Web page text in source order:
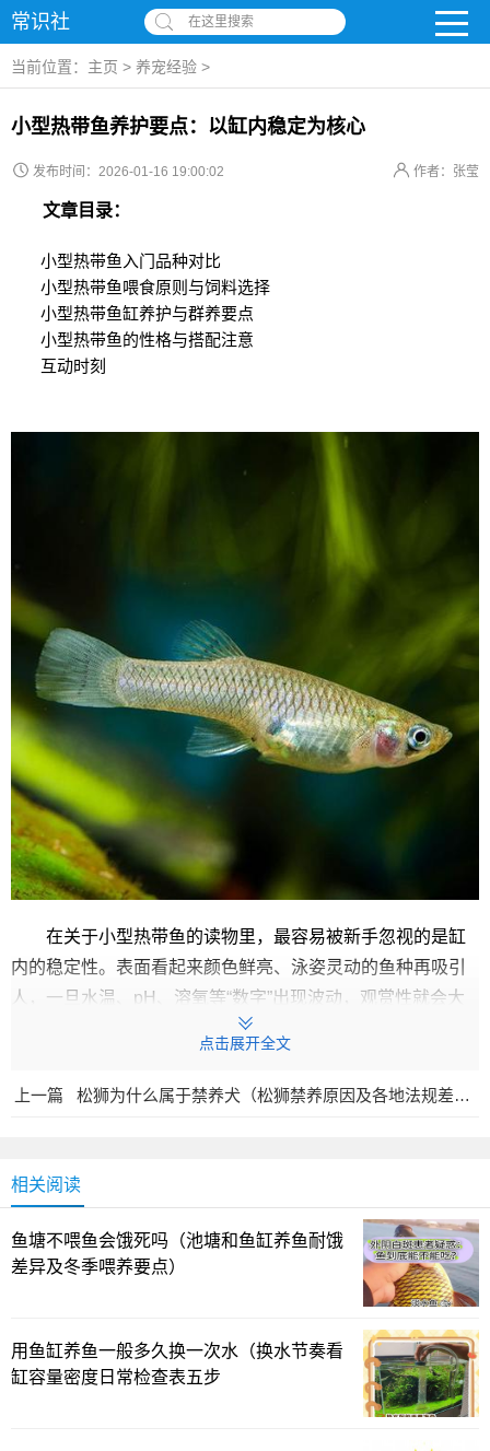
常识社 在这里搜索
当前位置： 主页 > 养宠经验 >
小型热带鱼养护要点：以缸内稳定为核心
发布时间：2026-01-16 19:00:02 作者：张莹
文章目录：
小型热带鱼入门品种对比
小型热带鱼喂食原则与饲料选择
小型热带鱼缸养护与群养要点
小型热带鱼的性格与搭配注意
互动时刻
在关于小型热带鱼的读物里，最容易被新手忽视的是缸
内的稳定性。表面看起来颜色鲜亮、泳姿灵动的鱼种再吸引
人，一旦水温、pH、溶氧等“数字”出现波动，观赏性就会大
打折扣。养鱼的乐趣其实更像是一门持续的作业：每天看着
的情形：鱼缸里新添的几条小鱼一开始活力十足，过一段时
的 species，往往是第一道“试错线”，既能快速看到效果，也
能在不破坏整体生态的前提下练就日常维护的感觉。
小型热带鱼入门品种对比
挑选入门品种，别只盯着外表的炫丽，品种之间的对比
同样重要。斑马鱼以其强健的体格和对水质的宽容度广受欢
迎，群养更显活泼，像一群活泼的邻里，彼此之间的互动也
能带来持续的观赏乐趣。泰国斗鱼以宝石般的色泽和灵动的
点击展开全文
上一篇 松狮为什么属于禁养犬（松狮禁养原因及各地法规差异要点）
相关阅读
鱼塘不喂鱼会饿死吗（池塘和鱼缸养鱼耐饿
差异及冬季喂养要点）
用鱼缸养鱼一般多久换一次水（换水节奏看
缸容量密度日常检查表五步